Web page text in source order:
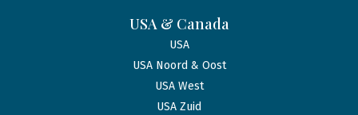
USA & Canada
USA
USA Noord & Oost
USA West
USA Zuid